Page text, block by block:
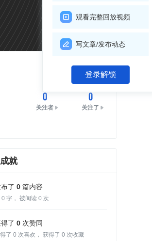
观看完整回放视频
写文章/发布动态
登录解锁
关注
0
关注者
0
关注了
就
了 0 篇内容
0 字， 被阅读 0 次
了 0 次赞同
了 0 次喜欢， 获得了 0 次收藏